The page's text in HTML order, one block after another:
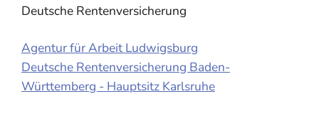
Deutsche Rentenversicherung
Agentur für Arbeit Ludwigsburg
Deutsche Rentenversicherung Baden-
Württemberg - Hauptsitz Karlsruhe